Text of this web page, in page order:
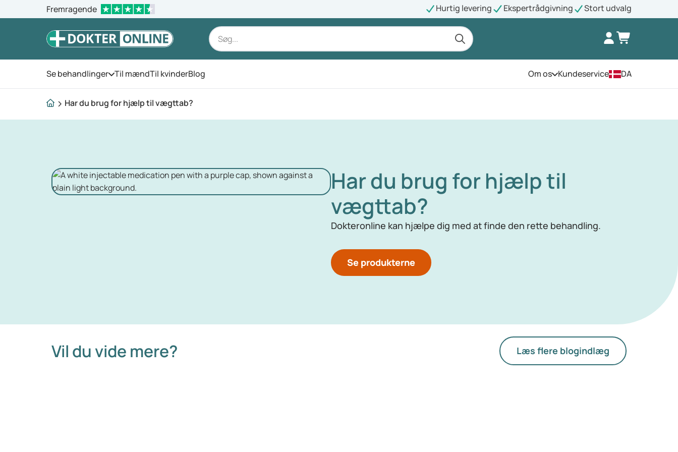
Fremragende Hurtig levering Ekspertrådgivning Stort udvalg
Se behandlingerÅbn menuen
Til mændTil kvinderBlog Om osÅbn menuen
Kundeservice DA
Har du brug for hjælp til vægttab?
Har du brug for hjælp til
vægttab?
Dokteronline kan hjælpe dig med at finde den rette behandling.
Se produkterne
Vil du vide mere? Læs flere blogindlæg